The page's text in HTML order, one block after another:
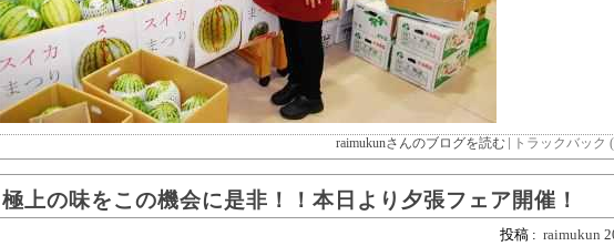
raimukunさんのブログを読む トラックバック
極上の味をこの機会に是非！！本日より夕張フェア開催！
投稿 : raimukun